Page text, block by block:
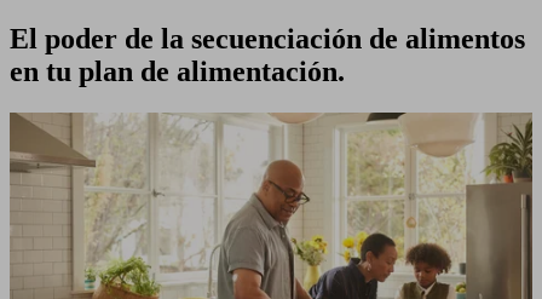
El poder de la secuenciación de alimentos
en tu plan de alimentación.